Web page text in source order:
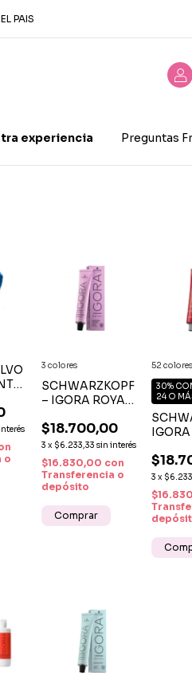
PAIS
experiencia Preguntas
Y
o
SCHWARZKOPF
– IGORA ROYAL
LIGHTS TINTE
MECHAS
$18.700,00
3 x $6.233,33 sin interés
$16.830,00 con
Transferencia o
depósito
3 colores
Comprar
COLOR
3 x
30%
24 O
52 colores